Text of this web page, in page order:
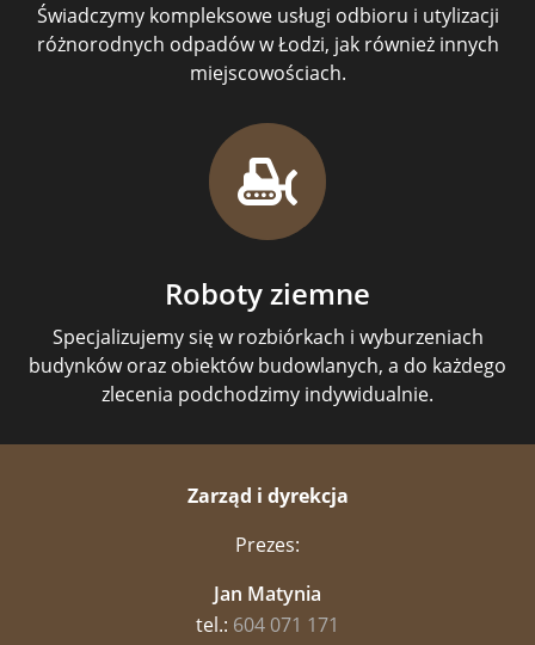
Świadczymy kompleksowe usługi odbioru i utylizacji
różnorodnych odpadów w Łodzi, jak również innych
miejscowościach.
Roboty ziemne
Specjalizujemy się w rozbiórkach i wyburzeniach
budynków oraz obiektów budowlanych, a do każdego
zlecenia podchodzimy indywidualnie.
Zarząd i dyrekcja
Prezes:
Jan Matynia
tel.: 604 071 171